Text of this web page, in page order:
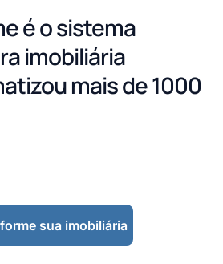
é o sistema
imobiliária
mais de 1000
sua imobiliária